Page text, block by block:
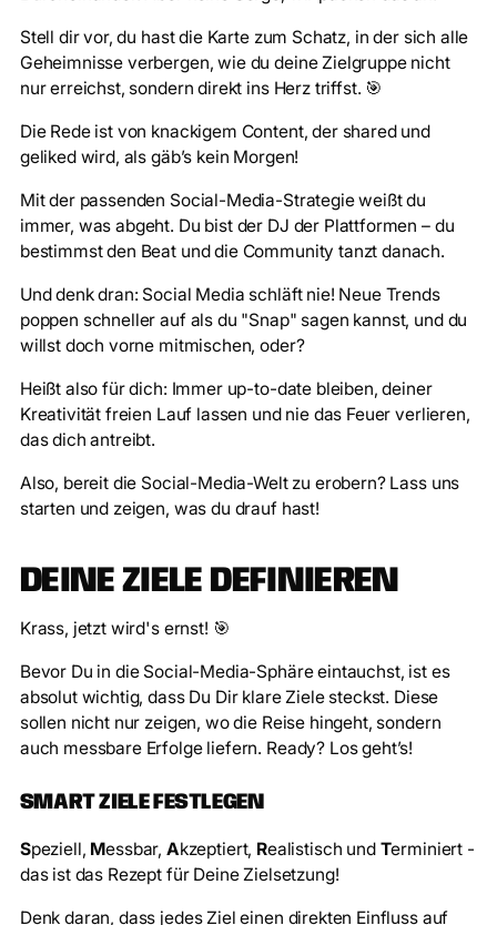
Stell dir vor, du hast die Karte zum Schatz, in der sich alle
Geheimnisse verbergen, wie du deine Zielgruppe nicht
nur erreichst, sondern direkt ins Herz triffst. 🎯
Die Rede ist von knackigem Content, der shared und
geliked wird, als gäb’s kein Morgen!
Mit der passenden Social-Media-Strategie weißt du
immer, was abgeht. Du bist der DJ der Plattformen – du
bestimmst den Beat und die Community tanzt danach.
Und denk dran: Social Media schläft nie! Neue Trends
poppen schneller auf als du "Snap" sagen kannst, und du
willst doch vorne mitmischen, oder?
Heißt also für dich: Immer up-to-date bleiben, deiner
Kreativität freien Lauf lassen und nie das Feuer verlieren,
das dich antreibt.
Also, bereit die Social-Media-Welt zu erobern? Lass uns
starten und zeigen, was du drauf hast!
DEINE ZIELE DEFINIEREN
Krass, jetzt wird's ernst! 🎯
Bevor Du in die Social-Media-Sphäre eintauchst, ist es
absolut wichtig, dass Du Dir klare Ziele steckst. Diese
sollen nicht nur zeigen, wo die Reise hingeht, sondern
auch messbare Erfolge liefern. Ready? Los geht’s!
SMART ZIELE FESTLEGEN
Speziell, Messbar, Akzeptiert, Realistisch und Terminiert -
das ist das Rezept für Deine Zielsetzung!
Denk daran, dass jedes Ziel einen direkten Einfluss auf